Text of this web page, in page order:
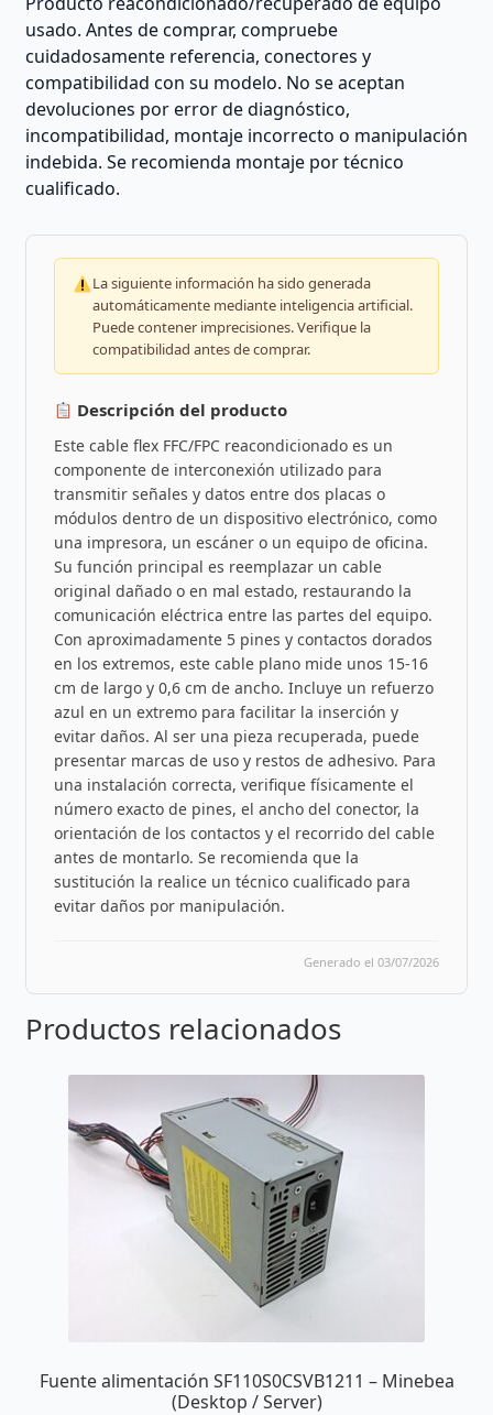
usado. Antes de comprar, compruebe
cuidadosamente referencia, conectores y
compatibilidad con su modelo. No se aceptan
devoluciones por error de diagnóstico,
incompatibilidad, montaje incorrecto o manipulación
indebida. Se recomienda montaje por técnico
cualificado.
La siguiente información ha sido generada
automáticamente mediante inteligencia artificial.
Puede contener imprecisiones. Verifique la
compatibilidad antes de comprar.
Descripción del producto
Este cable flex FFC/FPC reacondicionado es un
componente de interconexión utilizado para
transmitir señales y datos entre dos placas o
módulos dentro de un dispositivo electrónico, como
una impresora, un escáner o un equipo de oficina.
Su función principal es reemplazar un cable
original dañado o en mal estado, restaurando la
comunicación eléctrica entre las partes del equipo.
Con aproximadamente 5 pines y contactos dorados
en los extremos, este cable plano mide unos 15-16
cm de largo y 0,6 cm de ancho. Incluye un refuerzo
azul en un extremo para facilitar la inserción y
evitar daños. Al ser una pieza recuperada, puede
presentar marcas de uso y restos de adhesivo. Para
una instalación correcta, verifique físicamente el
número exacto de pines, el ancho del conector, la
orientación de los contactos y el recorrido del cable
antes de montarlo. Se recomienda que la
sustitución la realice un técnico cualificado para
evitar daños por manipulación.
Generado el 03/07/2026
Productos relacionados
Fuente alimentación SF110S0CSVB1211 – Minebea
(Desktop / Server)